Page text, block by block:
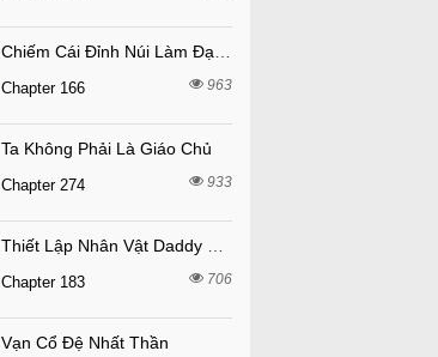
Chapter 166 963
Ta Không Phải Là Giáo Chủ
Chapter 274 933
Chapter 183 706
Vạn Cổ Đệ Nhất Thần